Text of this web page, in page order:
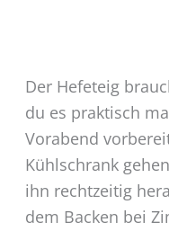
Der Hefeteig
du es praktisch
Vorabend
Kühlschrank
ihn rechtzeitig
dem Backen bei